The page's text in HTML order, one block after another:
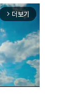
arrow_forward_ios 더보기